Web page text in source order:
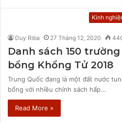
Kinh
Duy Riba 27 Tháng 12, 2020
Danh sách 150
bổng Khổng Tử 2018
Trung Quốc đang là một đất nước
bổng với nhiều chính sách hấp…
Read More »